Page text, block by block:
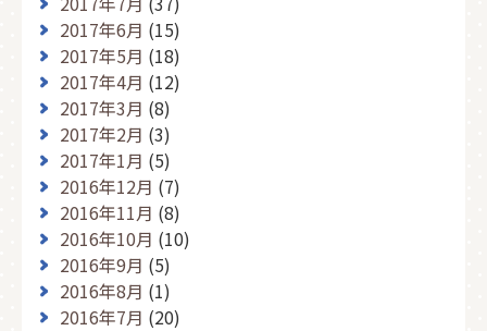
2017年6月 (15)
2017年5月 (18)
2017年4月 (12)
2017年3月 (8)
2017年2月 (3)
2017年1月 (5)
2016年12月 (7)
2016年11月 (8)
2016年10月 (10)
2016年9月 (5)
2016年8月 (1)
2016年7月 (20)